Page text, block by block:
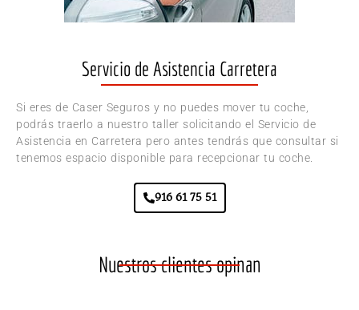
Servicio de Asistencia Carretera
Si eres de Caser Seguros y no puedes mover tu coche,
podrás traerlo a nuestro taller solicitando el Servicio de
Asistencia en Carretera pero antes tendrás que consultar si
tenemos espacio disponible para recepcionar tu coche.
916 61 75 51
Nuestros clientes opinan